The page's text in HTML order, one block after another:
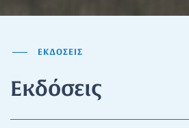
ΕΚΔΟΣΕΙΣ
Εκδόσεις